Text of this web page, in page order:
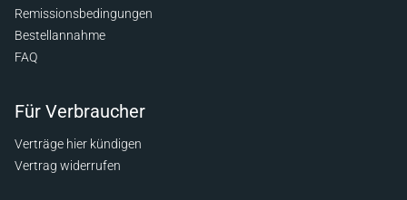
Remissionsbedingungen
Bestellannahme
FAQ
Für Verbraucher
Verträge hier kündigen
Vertrag widerrufen